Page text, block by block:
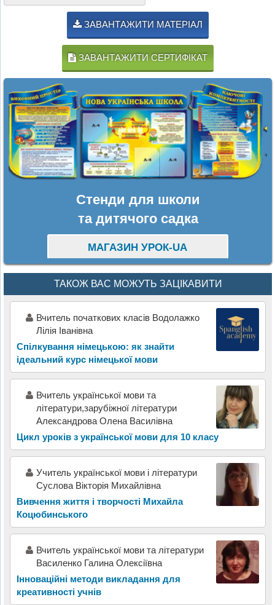
ЗАВАНТАЖИТИ МАТЕРІАЛ
ЗАВАНТАЖИТИ СЕРТИФІКАТ
Стенди для школи
та дитячого садка
МАГАЗИН УРОК-UA
ТАКОЖ ВАС МОЖУТЬ ЗАЦІКАВИТИ
Вчитель початкових класів Водолажко
Лілія Іванівна
Спілкування німецькою: як знайти
ідеальний курс німецької мови
Вчитель української мови та
літератури,зарубіжної літератури
Александрова Олена Василівна
Цикл уроків з української мови для 10 класу
Учитель української мови і літератури
Суслова Вікторія Михайлівна
Вивчення життя і творчості Михайла
Коцюбинського
Вчитель української мови та літератури
Василенко Галина Олексіївна
Інноваційні методи викладання для
креативності учнів